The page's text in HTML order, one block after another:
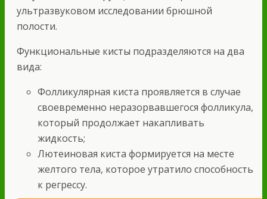
ультразвуковом исследовании брюшной
полости.
Функциональные кисты подразделяются на два
вида:
Фолликулярная киста проявляется в случае
своевременно неразорвавшегося фолликула,
который продолжает накапливать
жидкость;
Лютеиновая киста формируется на месте
желтого тела, которое утратило способность
к регрессу.